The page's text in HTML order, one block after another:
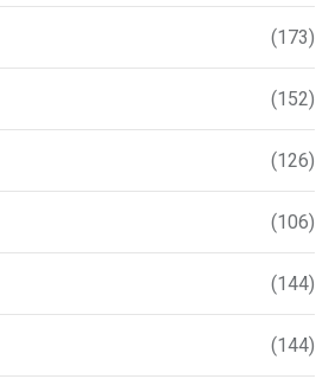
(173)
(152)
(126)
(106)
(144)
(144)